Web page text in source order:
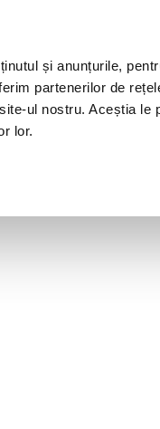
și anunțurile,
partenerilor de
ul nostru. Aceștia le
lor.